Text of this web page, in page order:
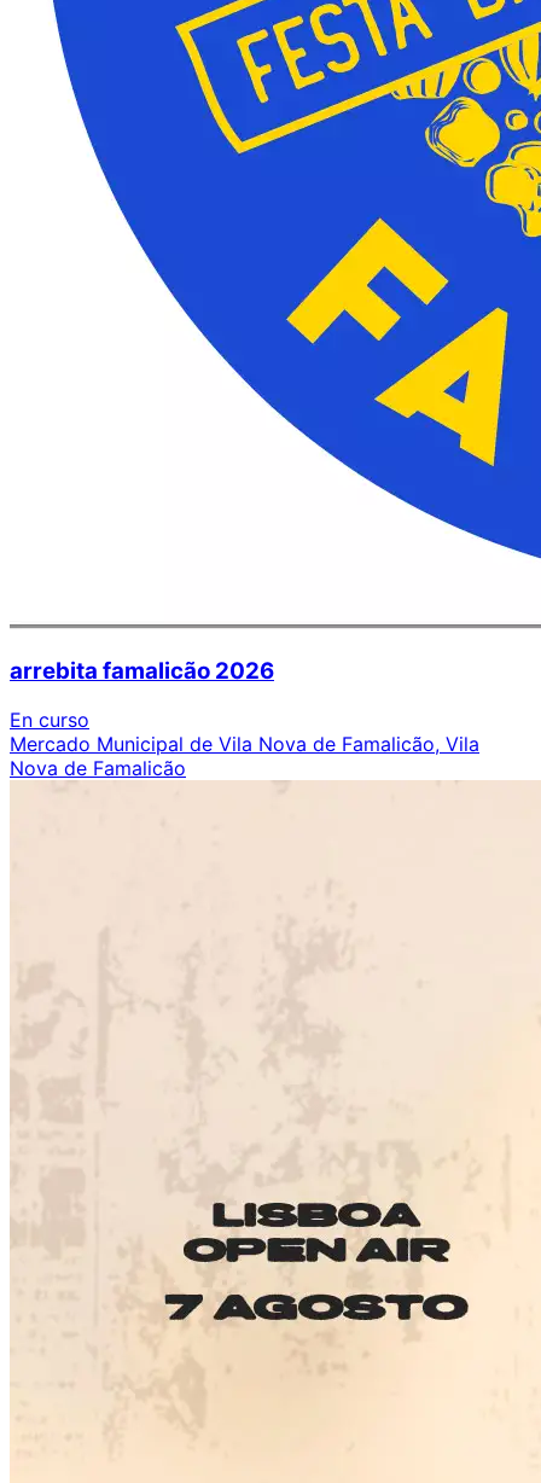
arrebita famalicão 2026
En curso
Mercado Municipal de Vila Nova de Famalicão, Vila
Nova de Famalicão